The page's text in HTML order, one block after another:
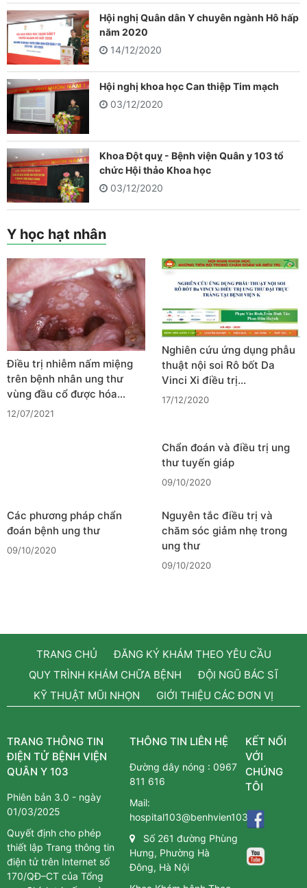
Hội nghị Quân dân Y chuyên ngành Hô hấp
năm 2020
14/12/2020
Hội nghị khoa học Can thiệp Tim mạch
03/12/2020
Khoa Đột quỵ - Bệnh viện Quân y 103 tổ
chức Hội thảo Khoa học
03/12/2020
Y học hạt nhân
Điều trị nhiễm nấm miệng
trên bệnh nhân ung thư
vùng đầu cổ được hóa…
12/07/2021
Nghiên cứu ứng dụng phẫu
thuật nội soi Rô bốt Da
Vinci Xi điều trị…
17/12/2020
Chẩn đoán và điều trị ung
thư tuyến giáp
09/10/2020
Các phương pháp chẩn
đoán bệnh ung thư
09/10/2020
Nguyên tắc điều trị và
chăm sóc giảm nhẹ trong
ung thư
09/10/2020
TRANG CHỦ
ĐĂNG KÝ KHÁM THEO YÊU CẦU
QUY TRÌNH KHÁM CHỮA BỆNH
ĐỘI NGŨ BÁC SĨ
KỸ THUẬT MŨI NHỌN
GIỚI THIỆU CÁC ĐƠN VỊ
TRANG THÔNG TIN
ĐIỆN TỬ BỆNH VIỆN
QUÂN Y 103
Phiên bản 3.0 - ngày
01/03/2025
Quyết định cho phép
thiết lập Trang thông tin
điện tử trên Internet số
170/QĐ–CT của Tổng
THÔNG TIN LIÊN HỆ
Đường dây nóng :0967
811 616
Mail:
hospital103@benhvien103.vn
Số 261 đường Phùng
Hưng, Phường Hà
Đông, Hà Nội
KẾT NỐI
VỚI
CHÚNG
TÔI